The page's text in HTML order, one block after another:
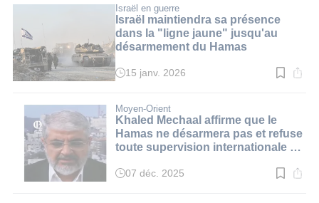
:
3
min.
Israël en guerre
Israël maintiendra sa présence
dans la "ligne jaune" jusqu'au
désarmement du Hamas
Temps
:
2
min.
15 janv. 2026
Moyen-Orient
Khaled Mechaal affirme que le
Hamas ne désarmera pas et refuse
toute supervision internationale à
Temps
07 déc. 2025